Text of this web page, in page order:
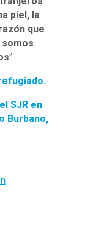
piel, la
que
somos
”.
SJR en
Burbano,